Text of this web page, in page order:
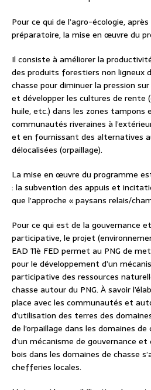
Pour ce qui de l’agro-écologie,
préparatoire, la mise en œuvre du
Il consiste à améliorer la
des produits forestiers non ligneux
chasse pour diminuer la pression
et développer les cultures de rente
huile, etc.) dans les zones tampons
communautés riveraines à
et en fournissant des alternatives
délocalisées (orpaillage).
La mise en œuvre du programme
: la subvention des appuis et
que l’approche « paysans relais/
Pour ce qui est de la gouvernance
participative, le projet
EAD 11è FED permet au PNG de
pour le développement d’un
participative des ressources
chasse autour du PNG. À savoir
place avec les communautés et
d’utilisation des terres des
de l’orpaillage dans les domaines
d’un mécanisme de gouvernance
bois dans les domaines de chasse
chefferies locales.